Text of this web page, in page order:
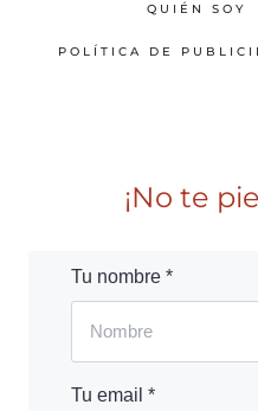
QUIÉN SOY
POLÍTICA DE
¡No te
Tu nombre *
Tu email *